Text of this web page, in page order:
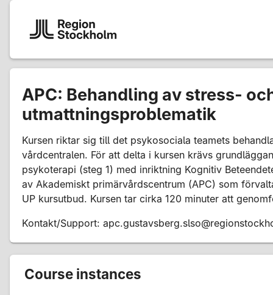
APC: Behandling av stress-
utmattningsproblematik
Kursen riktar sig till det psykosociala teamets
vårdcentralen. För att delta i kursen krävs
psykoterapi (steg 1) med inriktning Kognitiv
av Akademiskt primärvårdscentrum (APC) som
UP kursutbud. Kursen tar cirka 120 minuter att
Kontakt/Support:
Course instances